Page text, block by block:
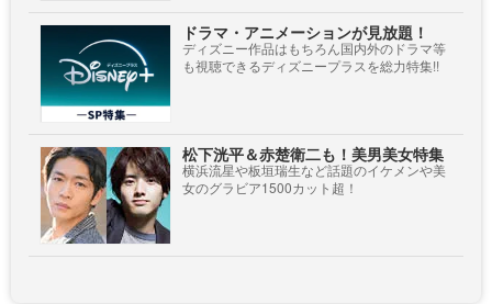
ドラマ・アニメーションが見放題！
ディズニー作品はもちろん国内外のドラマ等
も視聴できるディズニープラスを総力特集!!
松下洸平＆赤楚衛二も！美男美女特集
横浜流星や板垣瑞生など話題のイケメンや美
女のグラビア1500カット超！